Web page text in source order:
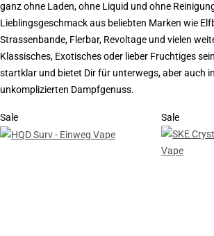
ganz ohne Laden, ohne Liquid und ohne
Lieblingsgeschmack aus beliebten Marken wie
Strassenbande, Flerbar, Revoltage und vielen
Klassisches, Exotisches oder lieber Fruchtiges
startklar und bietet Dir für unterwegs, aber auch
unkomplizierten Dampfgenuss.
Sale Sale